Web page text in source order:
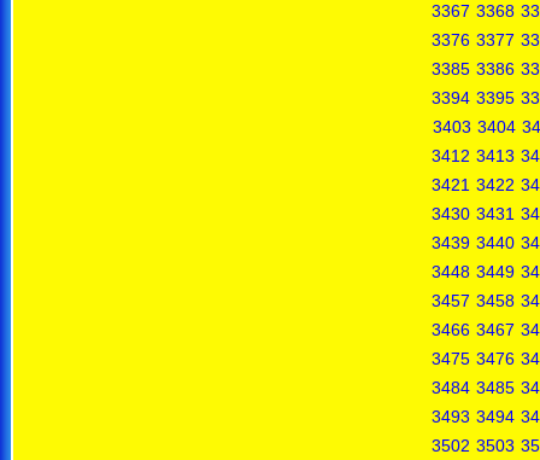
3367 3368
3376 3377
3385 3386
3394 3395
3403 3404
3412 3413
3421 3422
3430 3431
3439 3440
3448 3449
3457 3458
3466 3467
3475 3476
3484 3485
3493 3494
3502 3503